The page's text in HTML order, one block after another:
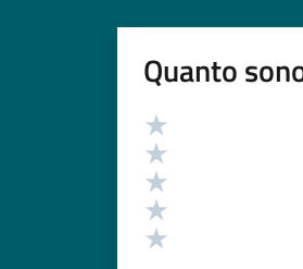
Quanto
Valutazione